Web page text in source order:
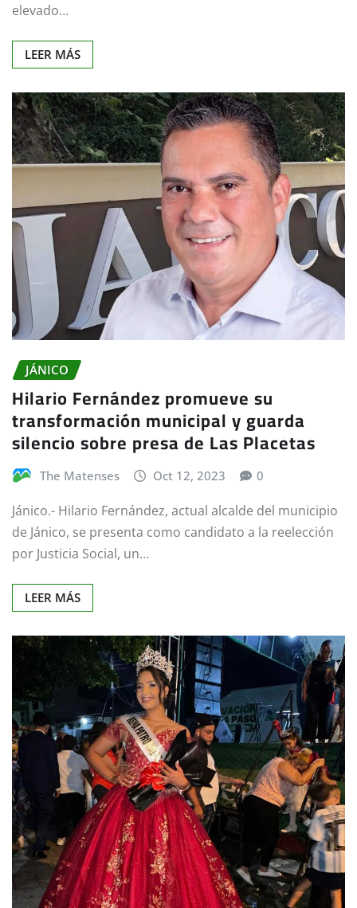
elevado…
LEER MÁS
JÁNICO
Hilario Fernández promueve su
transformación municipal y guarda
silencio sobre presa de Las Placetas
The Matenses Oct 12, 2023 0
Jánico.- Hilario Fernández, actual alcalde del municipio
de Jánico, se presenta como candidato a la reelección
por Justicia Social, un…
LEER MÁS